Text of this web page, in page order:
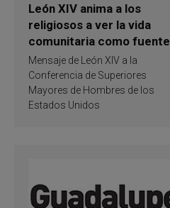
León XIV anima a los
religiosos a ver la vida
comunitaria como fuente
de inspiración y
santificación
Mensaje de León XIV a la
Conferencia de Superiores
Mayores de Hombres de los
Estados Unidos